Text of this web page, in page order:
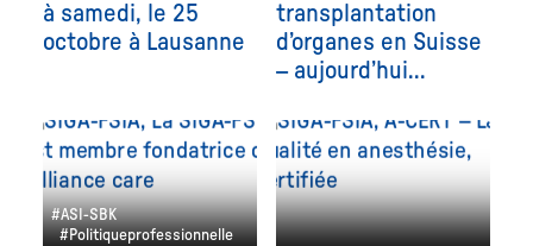
à samedi, le 25
octobre à Lausanne
transplantation
d’organes en Suisse
– aujourd’hui...
#ASI-SBK
#Politiqueprofessionnelle